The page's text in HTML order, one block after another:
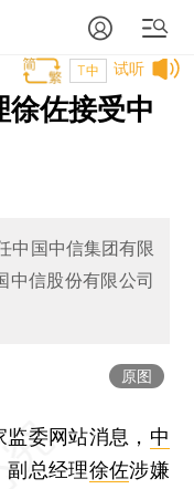
试听
T中
徐佐接受中
中国中信集团有限
中信股份有限公司
原图
委网站消息， 中
副总经理徐佐涉嫌